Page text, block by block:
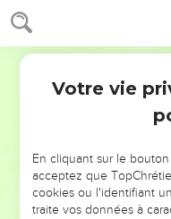
Ezéchiel 14
suis vivant, dit le
fils, ni filles ; mais eux
répande ma colère
sang, tellement que je
Et que Noé, Daniel et
le Seigneur l'Eternel,
[mais] ils délivreront
Votre vie
En cliquant sur le
acceptez que
cookies ou l'identifiant
traite vos données à